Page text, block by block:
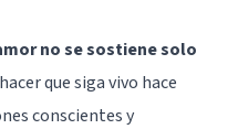
no se sostiene solo
que siga vivo hace
conscientes y